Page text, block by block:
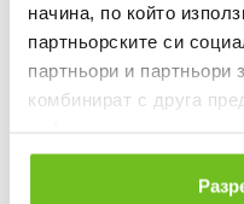
начина, по който
партньорските си
партньори и партньори
комбинират с друга
ползването от Ваша
ADD TO FAVOURITES
30 DAYS FREE RETURN